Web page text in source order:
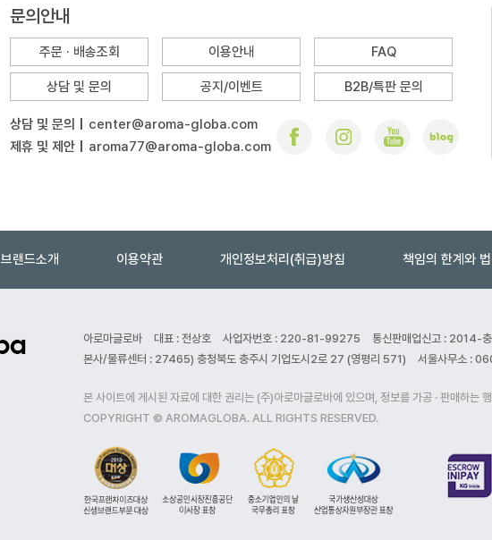
문의안내
주문 · 배송조회 이용안내 FAQ
상담 및 문의 공지/이벤트 B2B/특판 문의
상담 및 문의 |
center@aroma-globa.com
제휴 및 제안 |
aroma77@aroma-globa.com
브랜드소개 이용약관 개인정보처리(취급)방침 책임의 한계와
아로마글로바 대표 : 전상호 사업자번호 : 220-81-99275
통신판매업신고 : 2014-
본사/물류센터 : 27465) 충청북도 충주시 기업도시2로 27 (영평리 571)
서울사무소 :
본 사이트에 게시된 자료에 대한 권리는 (주)아로마글로바에 있으며, 정보를 가공 · 판매하는
COPYRIGHT © AROMAGLOBA. ALL RIGHTS RESERVED.